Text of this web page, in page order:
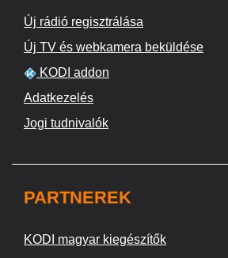
Új rádió regisztrálása
Új TV és webkamera beküldése
KODI addon
Adatkezelés
Jogi tudnivalók
PARTNEREK
KODI magyar kiegészítők